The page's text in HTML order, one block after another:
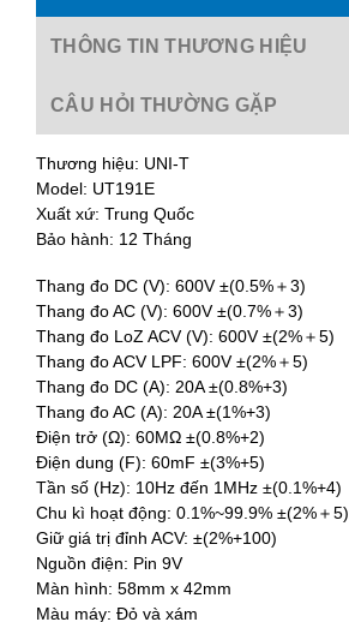
THÔNG TIN THƯƠNG HIỆU
CÂU HỎI THƯỜNG GẶP
Thương hiệu: UNI-T
Model: UT191E
Xuất xứ: Trung Quốc
Bảo hành: 12 Tháng
Thang đo DC (V): 600V ±(0.5%＋3)
Thang đo AC (V): 600V ±(0.7%＋3)
Thang đo LoZ ACV (V): 600V ±(2%＋5)
Thang đo ACV LPF: 600V ±(2%＋5)
Thang đo DC (A): 20A ±(0.8%+3)
Thang đo AC (A): 20A ±(1%+3)
Điện trở (Ω): 60MΩ ±(0.8%+2)
Điện dung (F): 60mF ±(3%+5)
Tần số (Hz): 10Hz đến 1MHz ±(0.1%+4)
Chu kì hoạt động: 0.1%~99.9% ±(2%＋5)
Giữ giá trị đỉnh ACV: ±(2%+100)
Nguồn điện: Pin 9V
Màn hình: 58mm x 42mm
Màu máy: Đỏ và xám